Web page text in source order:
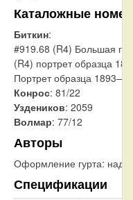
Каталожные
Биткин:
#919.68 (R4) Большая
(R4) портрет образца
Портрет образца
Конрос: 81/22
Уздеников: 2059
Волмар: 77/12
Авторы
Оформление гурта:
Спецификации